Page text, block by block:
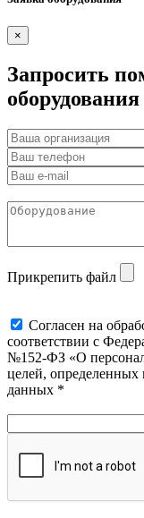
×
Запросить
оборудования
Прикрепить файл
Cогласен на
соответствии с
№152-ФЗ «О
целей, определенных
данных *